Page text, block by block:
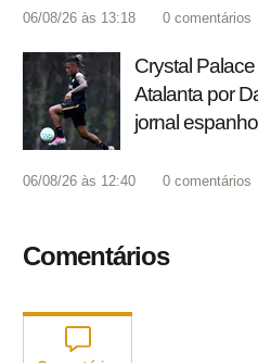
06/08/26 às 13:18 0 comentários
Crystal
Atalanta por
jornal espanhol
06/08/26 às 12:40 0 comentários
Comentários